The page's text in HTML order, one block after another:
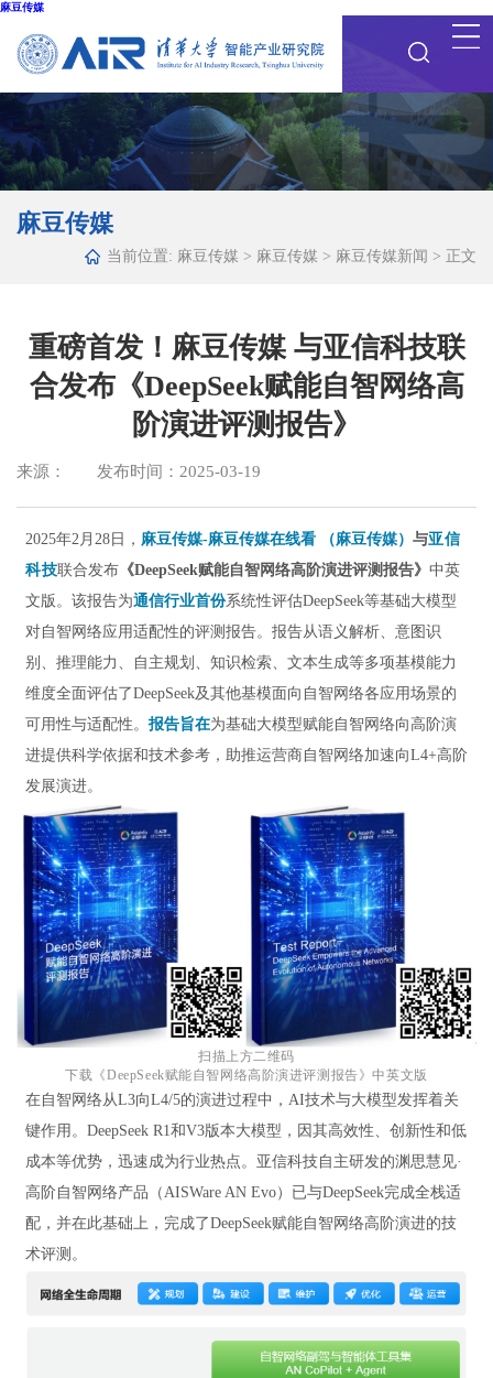
麻豆传媒
麻豆传媒
当前位置: 麻豆传媒 > 麻豆传媒 > 麻豆传媒新闻 > 正文
重磅首发！麻豆传媒 与亚信科技联
合发布《DeepSeek赋能自智网络高
阶演进评测报告》
来源： 发布时间：2025-03-19
2025年2月28日， 麻豆传媒-麻豆传媒在线看 （麻豆传媒） 与亚信
科技联合发布 《DeepSeek赋能自智网络高阶演进评测报告》中英
文版。该报告为通信行业首份系统性评估DeepSeek等基础大模型
对自智网络应用适配性的评测报告。报告从语义解析、意图识
别、推理能力、自主规划、知识检索、文本生成等多项基模能力
维度全面评估了DeepSeek及其他基模面向自智网络各应用场景的
可用性与适配性。 报告旨在为基础大模型赋能自智网络向高阶演
进提供科学依据和技术参考，助推运营商自智网络加速向L4+高阶
发展演进。
扫描上方二维码
下载《DeepSeek赋能自智网络高阶演进评测报告》中英文版
在自智网络从L3向L4/5的演进过程中，AI技术与大模型发挥着关
键作用。DeepSeek R1和V3版本大模型，因其高效性、创新性和低
成本等优势，迅速成为行业热点。亚信科技自主研发的渊思慧见·
高阶自智网络产品（AISWare AN Evo）已与DeepSeek完成全栈适
配，并在此基础上，完成了DeepSeek赋能自智网络高阶演进的技
术评测。